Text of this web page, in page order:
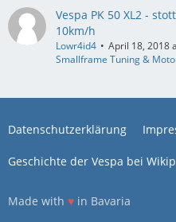
Vespa PK 50 XL2 -
10km/h
Lowr4id4
April 18, 2018
Smallframe Tuning &
Datenschutzerklärung
Geschichte der Vespa bei
Made with ♥ in Bavaria